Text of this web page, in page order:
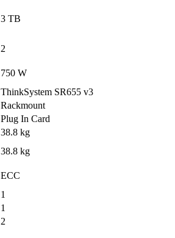
3 TB
2
750 W
ThinkSystem SR655 v3
Rackmount
Plug In Card
38.8 kg
38.8 kg
ECC
1
1
2